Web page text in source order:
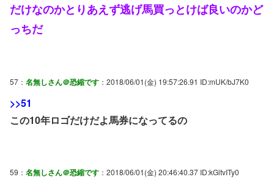
だけなのかとりあえず逃げ馬買っとけば良いのかど
っちだ
57： 名無しさん＠恐縮です ：2018/06/01(金) 19:57:26.91 ID:mUK/bJ7K0
>>51
この10年ロゴだけだよ馬券になってるの
59： 名無しさん＠恐縮です ：2018/06/01(金) 20:46:40.37 ID:kGltvITy0